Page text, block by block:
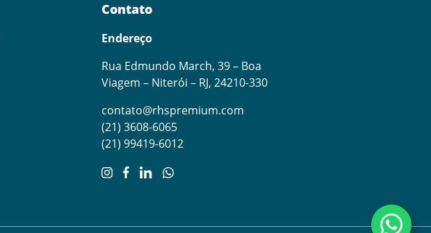
Contato
Endereço
Rua Edmundo March, 39 – Boa
Viagem – Niterói – RJ, 24210-330
contato@rhspremium.com
(21) 3608-6065
(21) 99419-6012